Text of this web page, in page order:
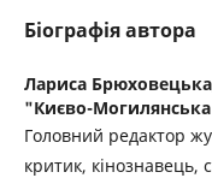
Біографія автора
Лариса
"Києво-
Головний редактор
критик, кінознавець,